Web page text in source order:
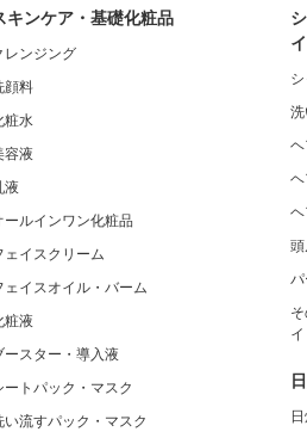
キンケア・基礎化粧品
レンジング
顔料
粧水
容液
液
ールインワン化粧品
ェイスクリーム
ェイスオイル・バーム
粧液
ースター・導入液
ートパック・マスク
い流すパック・マスク